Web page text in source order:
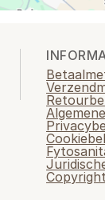
Copyright